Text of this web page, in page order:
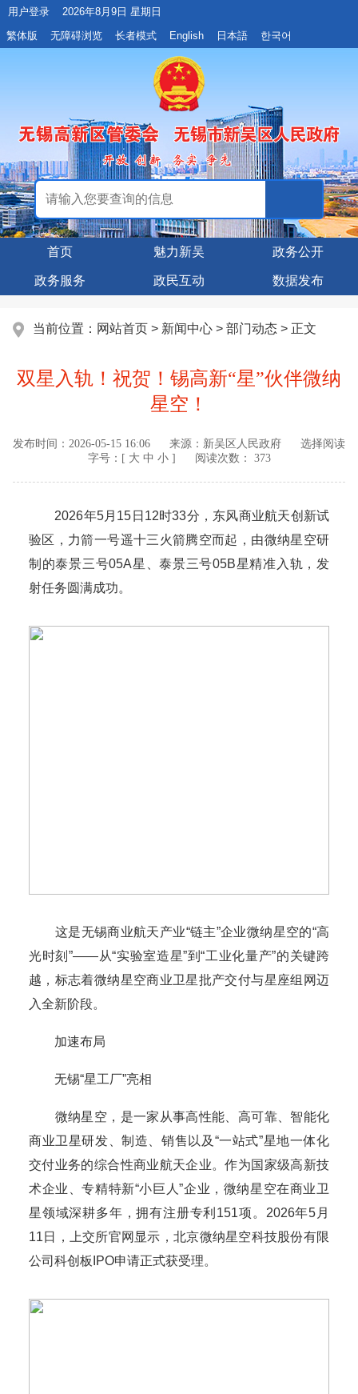
用户登录
2026年8月9日 星期日
繁体版
无障碍浏览 长者模式 English 日本語 한국어
首页 魅力新吴 政务公开
政务服务 政民互动 数据发布
当前位置： 网站首页 > 新闻中心 > 部门动态 > 正文
双星入轨！祝贺！锡高新“星”伙伴微纳
星空！
发布时间： 2026-05-15 16:06 来源： 新吴区人民政府
选择阅读
字号：[ 大 中 小] 阅读次数： 373
2026年5月15日12时33分，东风商业航天创新试
验区，力箭一号遥十三火箭腾空而起，由微纳星空研
制的泰景三号05A星、泰景三号05B星精准入轨，发
射任务圆满成功。
这是无锡商业航天产业“链主”企业微纳星空的“高
光时刻”——从“实验室造星”到“工业化量产”的关键跨
越，标志着微纳星空商业卫星批产交付与星座组网迈
入全新阶段。
加速布局
无锡“星工厂”亮相
微纳星空，是一家从事高性能、高可靠、智能化
商业卫星研发、制造、销售以及“一站式”星地一体化
交付业务的综合性商业航天企业。作为国家级高新技
术企业、专精特新“小巨人”企业，微纳星空在商业卫
星领域深耕多年，拥有注册专利151项。2026年5月
11日，上交所官网显示，北京微纳星空科技股份有限
公司科创板IPO申请正式获受理。